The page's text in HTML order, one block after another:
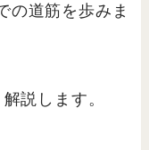
の道筋を歩みま
説します。